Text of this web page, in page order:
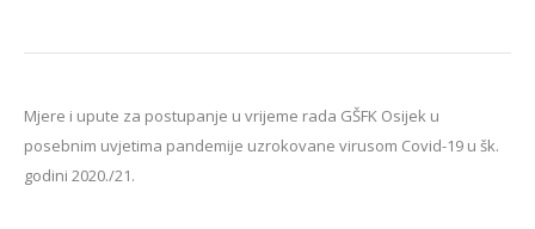
Mjere i upute za postupanje u vrijeme rada GŠFK Osijek u
posebnim uvjetima pandemije uzrokovane virusom Covid-19 u šk.
godini 2020./21.